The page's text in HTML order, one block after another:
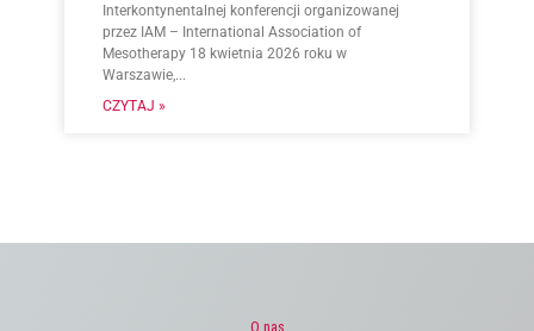
Interkontynentalnej konferencji organizowanej
przez IAM – International Association of
Mesotherapy 18 kwietnia 2026 roku w
Warszawie,...
CZYTAJ »
O nas